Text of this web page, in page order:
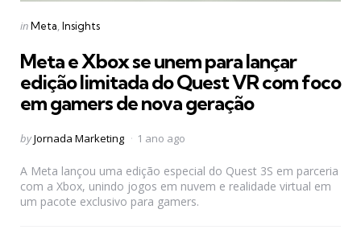
Categories
Posted
inMeta Insights
Meta e Xbox se unem para lançar
edição limitada do Quest VR com foco
em gamers de nova geração
Posted
byJornada Marketing 1 ano ago
A Meta lançou uma edição especial do Quest 3S em parceria
com a Xbox, unindo jogos em nuvem e realidade virtual em
um pacote exclusivo para gamers.